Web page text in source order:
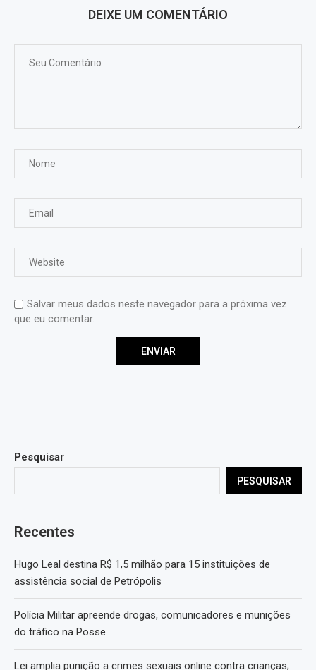
DEIXE UM COMENTÁRIO
Salvar meus dados neste navegador para a próxima vez
que eu comentar.
Pesquisar
PESQUISAR
Recentes
Hugo Leal destina R$ 1,5 milhão para 15 instituições de
assistência social de Petrópolis
Polícia Militar apreende drogas, comunicadores e munições
do tráfico na Posse
Lei amplia punição a crimes sexuais online contra crianças;